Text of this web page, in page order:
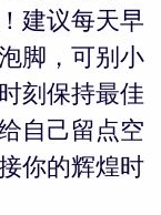
建议每天早
脚，可别小
刻保持最佳
自己留点空
你的辉煌时